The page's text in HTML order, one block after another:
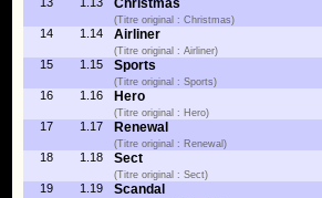
Christmas
(Titre original : Christmas)
14
1.14 Airliner
(Titre original : Airliner)
15
1.15 Sports
(Titre original : Sports)
16
1.16 Hero
(Titre original : Hero)
17
1.17 Renewal
(Titre original : Renewal)
18
1.18 Sect
(Titre original : Sect)
19
1.19 Scandal